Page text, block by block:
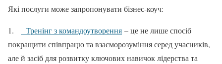
Які послуги може запропонувати бізнес-коуч:
1. Тренінг з командоутворення – це не лише спосіб
покращити співпрацю та взаєморозуміння серед учасників,
але й засіб для розвитку ключових навичок лідерства та